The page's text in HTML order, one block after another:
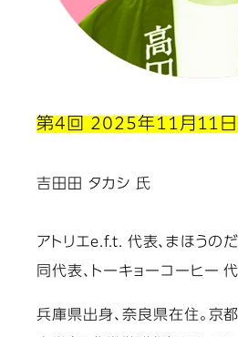
第4回 2025年11月11日
吉田田 タカシ 氏
アトリエe.f.t. 代表、まほうの
同代表、トーキョーコーヒー
兵庫県出身、奈良県在住。京